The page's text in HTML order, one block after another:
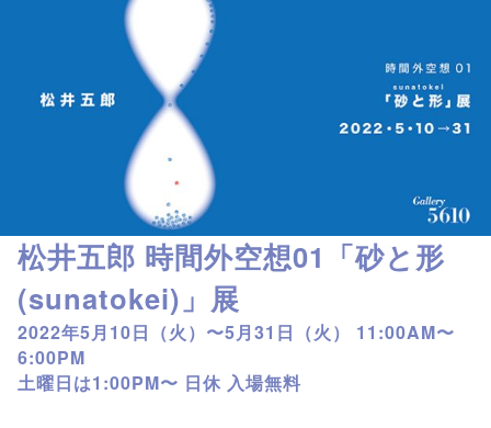
松井五郎 時間外空想01「砂と形
(sunatokei)」展
2022年5月10日（火）〜5月31日（火） 11:00AM〜
6:00PM
土曜日は1:00PM〜 日休 入場無料